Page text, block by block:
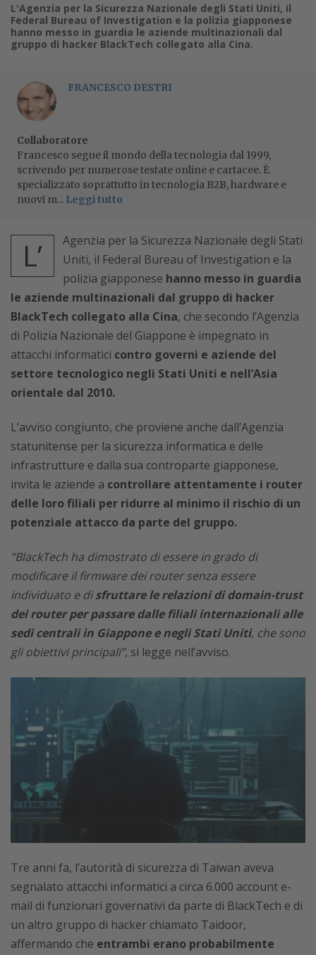
L'Agenzia per la Sicurezza Nazionale degli Stati Uniti, il
Federal Bureau of Investigation e la polizia giapponese
hanno messo in guardia le aziende multinazionali dal
gruppo di hacker BlackTech collegato alla Cina.
FRANCESCO DESTRI
Collaboratore
Francesco segue il mondo della tecnologia dal 1999,
scrivendo per numerose testate online e cartacee. È
specializzato soprattutto in tecnologia B2B, hardware e
nuovi m... Leggi tutto
L’
Agenzia per la Sicurezza Nazionale degli Stati
Uniti, il Federal Bureau of Investigation e la
polizia giapponese hanno messo in guardia
le aziende multinazionali dal gruppo di hacker
BlackTech collegato alla Cina, che secondo l’Agenzia
di Polizia Nazionale del Giappone è impegnato in
attacchi informatici contro governi e aziende del
settore tecnologico negli Stati Uniti e nell’Asia
orientale dal 2010.
L’avviso congiunto, che proviene anche dall’Agenzia
statunitense per la sicurezza informatica e delle
infrastrutture e dalla sua controparte giapponese,
invita le aziende a controllare attentamente i router
delle loro filiali per ridurre al minimo il rischio di un
potenziale attacco da parte del gruppo.
“BlackTech ha dimostrato di essere in grado di
modificare il firmware dei router senza essere
individuato e disfruttare le relazioni di domain-trust
dei router per passare dalle filiali internazionali alle
sedi centrali in Giappone e negli Stati Uniti, che sono
gli obiettivi principali”, si legge nell’avviso.
Tre anni fa, l’autorità di sicurezza di Taiwan aveva
segnalato attacchi informatici a circa 6.000 account e-
mail di funzionari governativi da parte di BlackTech e di
un altro gruppo di hacker chiamato Taidoor,
affermando che entrambi erano probabilmente